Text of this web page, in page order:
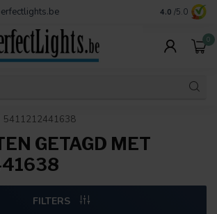
4.0 /5.0
0
5411212441638
GETAGD MET
FILTERS